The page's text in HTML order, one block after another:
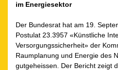
im Energiesektor
Der Bundesrat hat am 19.
Postulat 23.3957 «Künstliche
Versorgungssicherheit» der
Raumplanung und Energie des
gutgeheissen. Der Bericht zeigt